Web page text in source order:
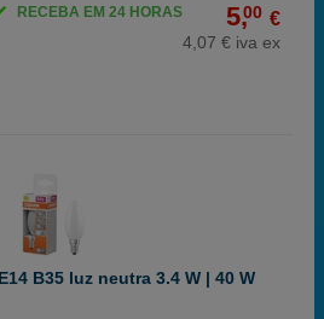
5,00 €
4,07 € iva ex
RECEBA EM 24 HORAS
B35 luz neutra 3.4 W | 40 W